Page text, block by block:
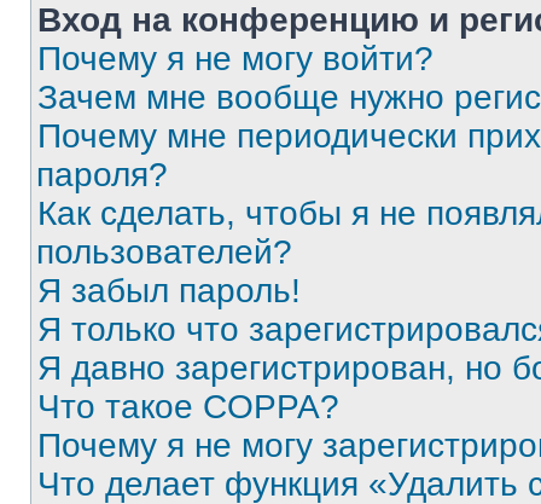
Вход на конференцию и
Почему я не могу войти?
Зачем мне вообще нужно
Почему мне периодически
пароля?
Как сделать, чтобы я не
пользователей?
Я забыл пароль!
Я только что
Я давно зарегистрирован, но
Что такое COPPA?
Почему я не могу
Что делает функция «Удалить